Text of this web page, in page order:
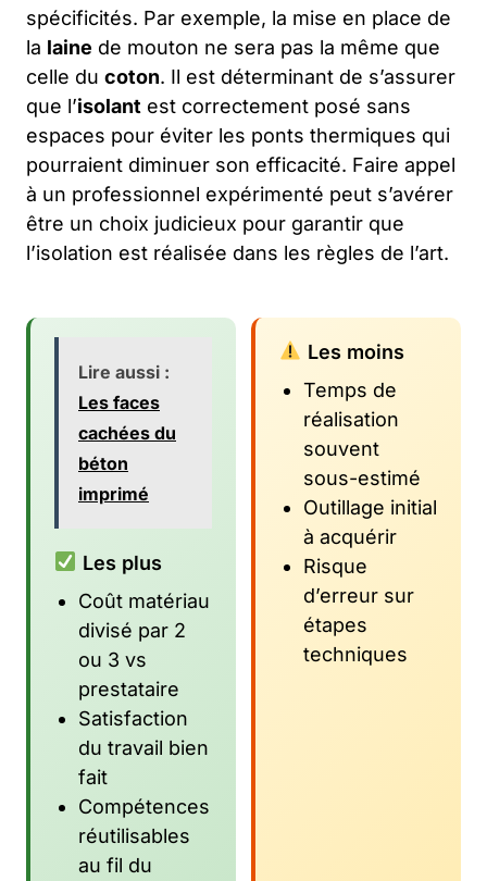
spécificités. Par exemple, la mise en place de
la laine de mouton ne sera pas la même que
celle du coton. Il est déterminant de s’assurer
que l’isolant est correctement posé sans
espaces pour éviter les ponts thermiques qui
pourraient diminuer son efficacité. Faire appel
à un professionnel expérimenté peut s’avérer
être un choix judicieux pour garantir que
l’isolation est réalisée dans les règles de l’art.
Lire aussi :
Les faces
cachées du
béton
imprimé
Les plus
Coût matériau
divisé par 2
ou 3 vs
prestataire
Satisfaction
du travail bien
fait
Compétences
réutilisables
au fil du
Les moins
Temps de
réalisation
souvent
sous-estimé
Outillage initial
à acquérir
Risque
d’erreur sur
étapes
techniques